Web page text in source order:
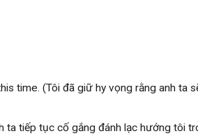
time. (Tôi đã giữ hy vọng rằng anh ta
ta tiếp tục cố gắng đánh lạc hướng tôi